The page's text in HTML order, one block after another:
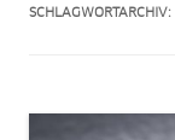
SCHLAGWORTARCHIV: